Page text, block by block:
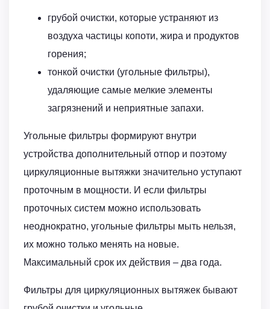
грубой очистки, которые устраняют из
воздуха частицы копоти, жира и продуктов
горения;
тонкой очистки (угольные фильтры),
удаляющие самые мелкие элементы
загрязнений и неприятные запахи.
Угольные фильтры формируют внутри
устройства дополнительный отпор и поэтому
циркуляционные вытяжки значительно уступают
проточным в мощности. И если фильтры
проточных систем можно использовать
неоднократно, угольные фильтры мыть нельзя,
их можно только менять на новые.
Максимальный срок их действия – два года.
Фильтры для циркуляционных вытяжек бывают